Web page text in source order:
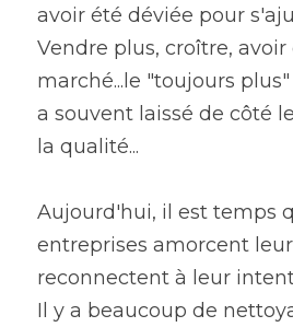
avoir été déviée pour
Vendre plus, croître, avoir
marché...le "toujours
a souvent laissé de côté
la qualité...
Aujourd'hui, il est temps
entreprises amorcent
reconnectent à leur
Il y a beaucoup de